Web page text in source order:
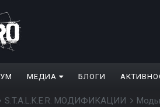
МЕДИА БЛОГИ
S.T.A.L.K.E.R. МОДИФИКАЦИИ